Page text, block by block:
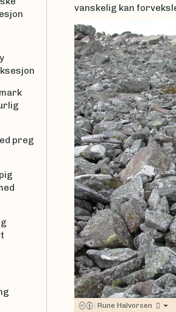
vanskelig kan
| Rune Halvorsen
preg